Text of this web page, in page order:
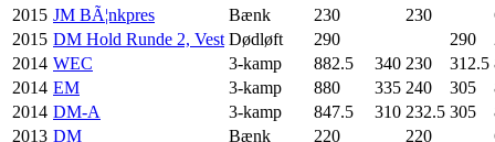
2015 JM BÃ¦nkpres Bænk 230 230
2015 DM Hold Runde 2, Vest Dødløft 290 290
2014 WEC 3-kamp 882.5 340 230 312.5
2014 EM 3-kamp 880 335 240 305
2014 DM-A 3-kamp 847.5 310 232.5 305
2013 DM Bænk 220 220